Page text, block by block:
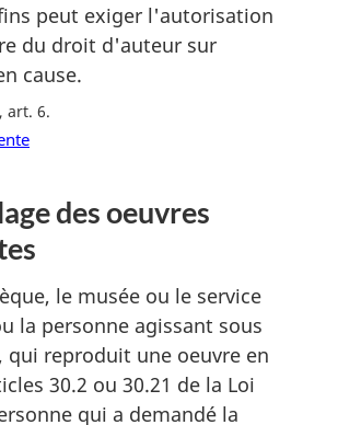
peut exiger l'autorisation
du droit d'auteur sur
cause.
art. 6
des oeuvres
le musée ou le service
la personne agissant sous
qui reproduit une oeuvre en
30.2 ou 30.21 de la Loi
qui a demandé la